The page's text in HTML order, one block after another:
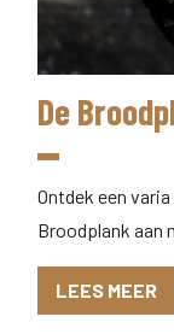
De
Ontdek een
Broodplank aan
LEES MEER